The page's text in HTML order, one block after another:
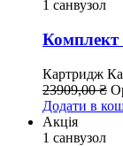
1 санвузол
Комплект
Картридж
23909,00₴
Додати в
Акція
1 санвузол